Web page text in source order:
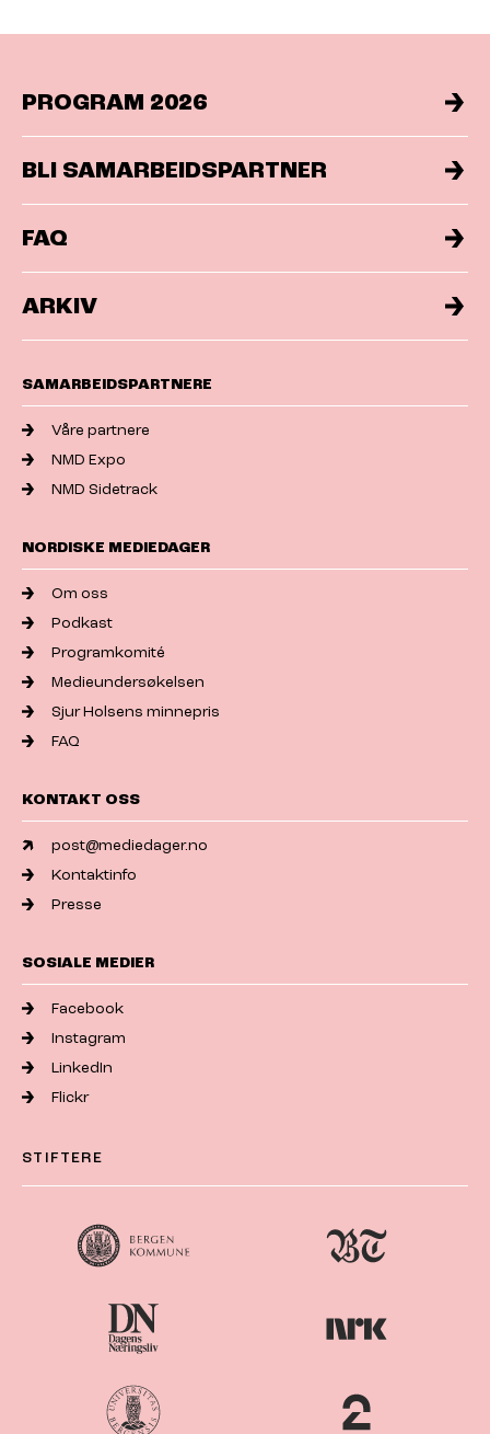
PROGRAM 2026
BLI SAMARBEIDSPARTNER
FAQ
ARKIV
SAMARBEIDSPARTNERE
Våre partnere
NMD Expo
NMD Sidetrack
NORDISKE MEDIEDAGER
Om oss
Podkast
Programkomité
Medieundersøkelsen
Sjur Holsens minnepris
FAQ
KONTAKT OSS
post@mediedager.no
Kontaktinfo
Presse
SOSIALE MEDIER
Facebook
Instagram
LinkedIn
Flickr
STIFTERE